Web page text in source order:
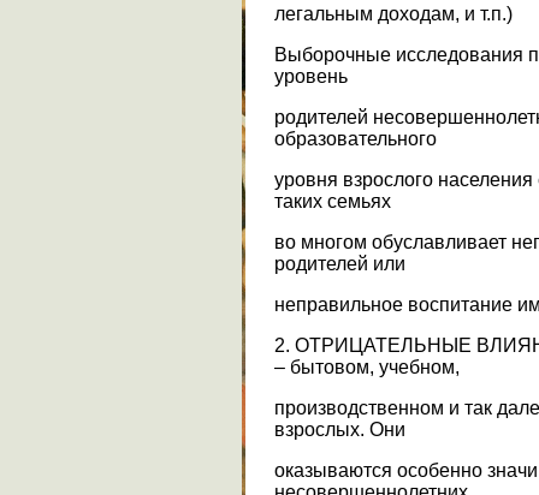
легальным доходам, и т.п.)
Выборочные исследования
уровень
родителей
образовательного
уровня взрослого
таких семьях
во многом обуславливает
родителей или
неправильное воспитание
2. ОТРИЦАТЕЛЬНЫЕ
– бытовом, учебном,
производственном и так
взрослых. Они
оказываются особенно